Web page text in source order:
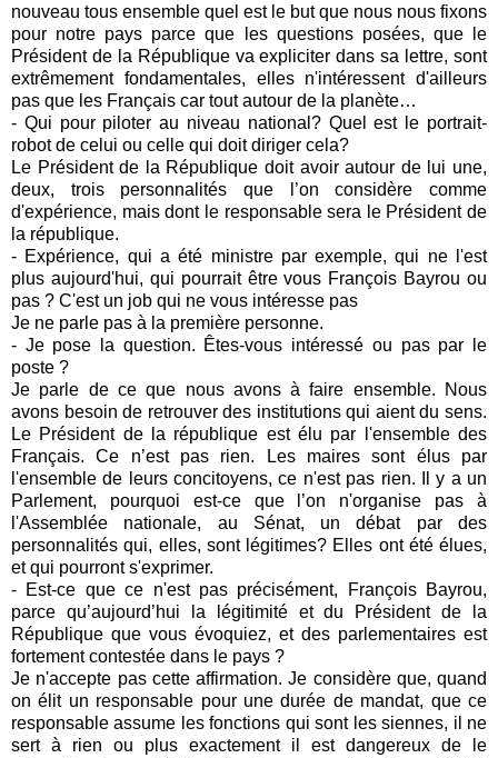
nouveau tous ensemble quel est le but que nous nous fixons
pour notre pays parce que les questions posées, que le
Président de la République va expliciter dans sa lettre, sont
extrêmement fondamentales, elles n'intéressent d'ailleurs
pas que les Français car tout autour de la planète…
- Qui pour piloter au niveau national? Quel est le portrait-
robot de celui ou celle qui doit diriger cela?
Le Président de la République doit avoir autour de lui une,
deux, trois personnalités que l’on considère comme
d'expérience, mais dont le responsable sera le Président de
la république.
- Expérience, qui a été ministre par exemple, qui ne l'est
plus aujourd'hui, qui pourrait être vous François Bayrou ou
pas ? C'est un job qui ne vous intéresse pas
Je ne parle pas à la première personne.
- Je pose la question. Êtes-vous intéressé ou pas par le
poste ?
Je parle de ce que nous avons à faire ensemble. Nous
avons besoin de retrouver des institutions qui aient du sens.
Le Président de la république est élu par l'ensemble des
Français. Ce n’est pas rien. Les maires sont élus par
l'ensemble de leurs concitoyens, ce n'est pas rien. Il y a un
Parlement, pourquoi est-ce que l’on n'organise pas à
l'Assemblée nationale, au Sénat, un débat par des
personnalités qui, elles, sont légitimes? Elles ont été élues,
et qui pourront s'exprimer.
- Est-ce que ce n'est pas précisément, François Bayrou,
parce qu’aujourd’hui la légitimité et du Président de la
République que vous évoquiez, et des parlementaires est
fortement contestée dans le pays ?
Je n'accepte pas cette affirmation. Je considère que, quand
on élit un responsable pour une durée de mandat, que ce
responsable assume les fonctions qui sont les siennes, il ne
sert à rien ou plus exactement il est dangereux de le